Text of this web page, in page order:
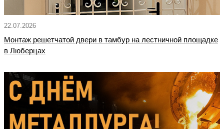
22.07.2026
Монтаж решетчатой двери в тамбур на лестничной площадке
в Люберцах